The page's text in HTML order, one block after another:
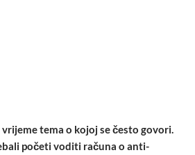
tema o kojoj se često govori.
početi voditi računa o anti-